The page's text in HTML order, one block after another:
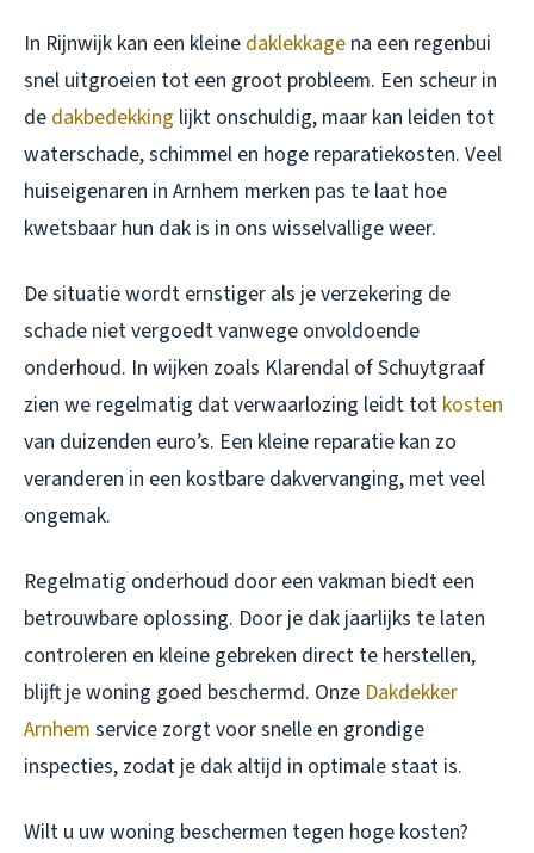
In Rijnwijk kan een kleine daklekkage na een regenbui
snel uitgroeien tot een groot probleem. Een scheur in
de dakbedekking lijkt onschuldig, maar kan leiden tot
waterschade, schimmel en hoge reparatiekosten. Veel
huiseigenaren in Arnhem merken pas te laat hoe
kwetsbaar hun dak is in ons wisselvallige weer.
De situatie wordt ernstiger als je verzekering de
schade niet vergoedt vanwege onvoldoende
onderhoud. In wijken zoals Klarendal of Schuytgraaf
zien we regelmatig dat verwaarlozing leidt tot kosten
van duizenden euro’s. Een kleine reparatie kan zo
veranderen in een kostbare dakvervanging, met veel
ongemak.
Regelmatig onderhoud door een vakman biedt een
betrouwbare oplossing. Door je dak jaarlijks te laten
controleren en kleine gebreken direct te herstellen,
blijft je woning goed beschermd. Onze Dakdekker
Arnhem service zorgt voor snelle en grondige
inspecties, zodat je dak altijd in optimale staat is.
Wilt u uw woning beschermen tegen hoge kosten?